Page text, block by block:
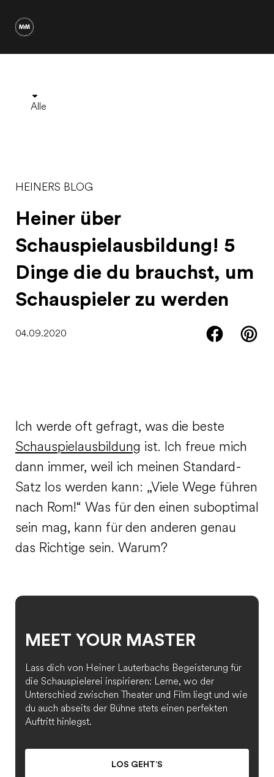
Alle
HEINERS BLOG
Heiner über
Schauspielausbildung! 5
Dinge die du brauchst, um
Schauspieler zu werden
04.09.2020
Ich werde oft gefragt, was die beste
Schauspielausbildung ist. Ich freue mich
dann immer, weil ich meinen Standard-
Satz los werden kann: „Viele Wege führen
nach Rom!“ Was für den einen suboptimal
sein mag, kann für den anderen genau
das Richtige sein. Warum?
MEET YOUR MASTER
Lass dich von Heiner Lauterbachs Begeisterung für
die Schauspielerei inspirieren: Lerne, wo der
Unterschied zwischen Theater und Film liegt und wie
du auch abseits der Bühne stets einen perfekten
Auftritt hinlegst.
LOS GEHT’S